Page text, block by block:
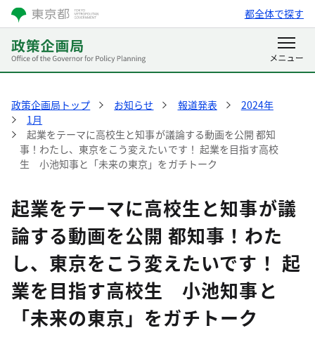
都全体で探す
政策企画局トップ お知らせ 報道発表
2024年
1月
起業をテーマに高校生と知事が議論する動画を公開 都知
事！わたし、東京をこう変えたいです！ 起業を目指す高校
生 小池知事と「未来の東京」をガチトーク
起業をテーマに高校生と知事が議
論する動画を公開 都知事！わた
し、東京をこう変えたいです！ 起
業を目指す高校生 小池知事と
「未来の東京」をガチトーク